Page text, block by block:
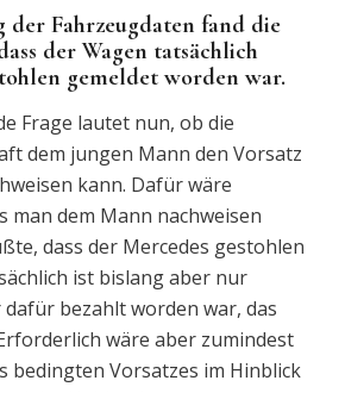
der Fahrzeugdaten fand die
der Wagen tatsächlich
gemeldet worden war.
Frage lautet nun, ob die
dem jungen Mann den Vorsatz
kann. Dafür wäre
man dem Mann nachweisen
dass der Mercedes gestohlen
ist bislang aber nur
bezahlt worden war, das
wäre aber zumindest
bedingten Vorsatzes im Hinblick